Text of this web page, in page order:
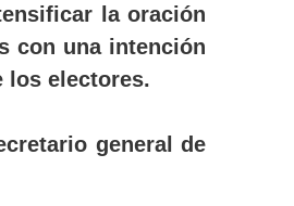
la oración
con una intención
los electores.
general de